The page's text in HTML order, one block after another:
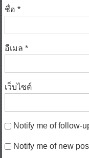
ชื่อ *
อีเมล *
เว็บไซต์
Notify me of follow-
Notify me of new